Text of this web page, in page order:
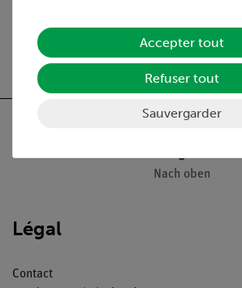
Nach oben
Légal
Contact
Accepter tout
Refuser tout
Sauvergarder